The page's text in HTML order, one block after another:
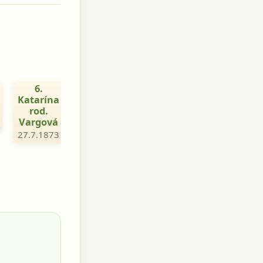
6.
Katarína
rod.
Vargová
27.7.1873